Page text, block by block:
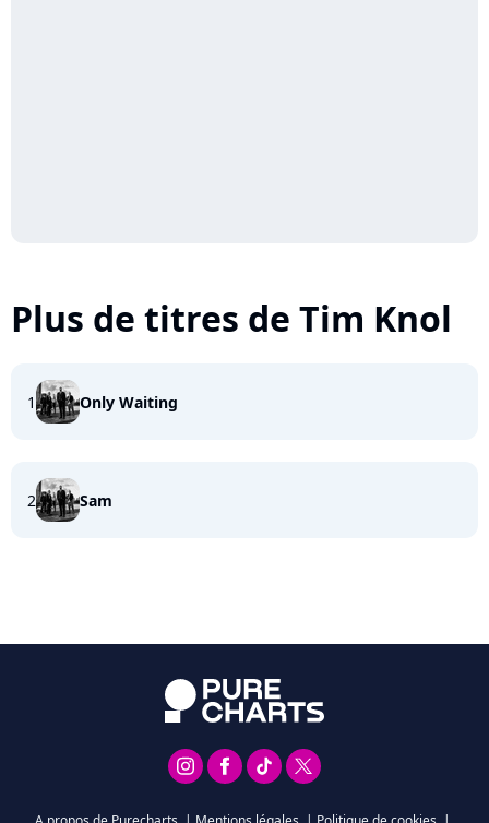
Plus de titres de Tim Knol
1 Only Waiting
2 Sam